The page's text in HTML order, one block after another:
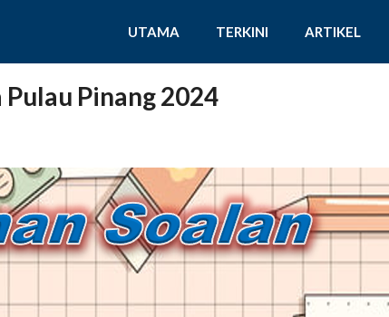
UTAMA TERKINI ARTIKEL
Pinang 2024